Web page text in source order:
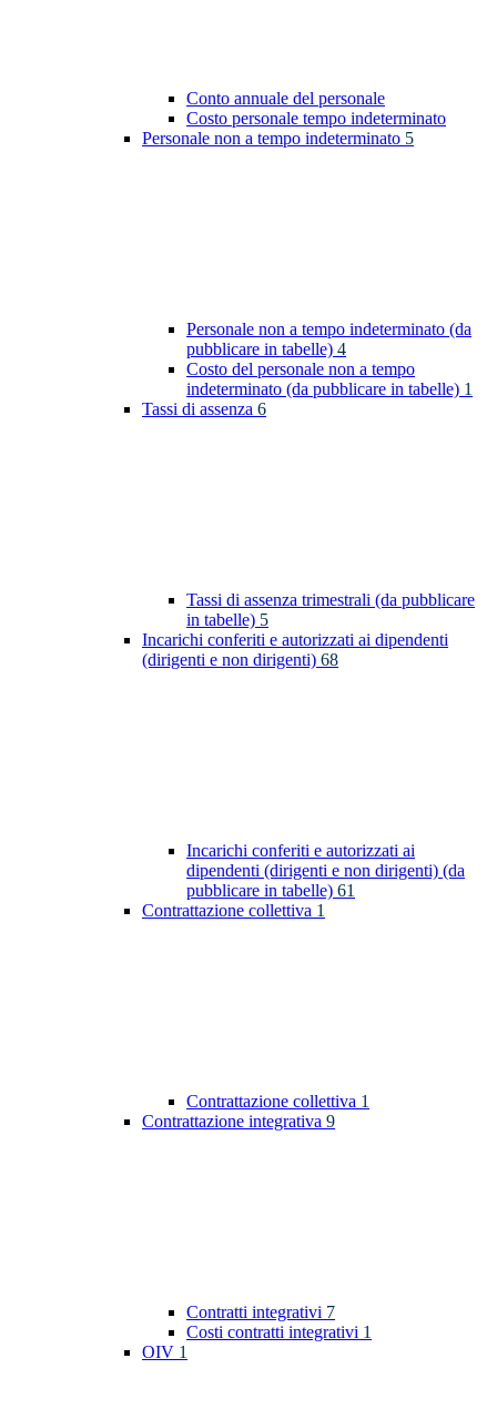
Conto annuale del personale
Costo personale tempo indeterminato
Personale non a tempo indeterminato 5
Personale non a tempo indeterminato (da
pubblicare in tabelle) 4
Costo del personale non a tempo
indeterminato (da pubblicare in tabelle) 1
Tassi di assenza 6
Tassi di assenza trimestrali (da pubblicare
in tabelle) 5
Incarichi conferiti e autorizzati ai dipendenti
(dirigenti e non dirigenti) 68
Incarichi conferiti e autorizzati ai
dipendenti (dirigenti e non dirigenti) (da
pubblicare in tabelle) 61
Contrattazione collettiva 1
Contrattazione collettiva 1
Contrattazione integrativa 9
Contratti integrativi 7
Costi contratti integrativi 1
OIV 1